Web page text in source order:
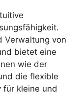
Verwaltung von
bietet eine
wie der
die flexible
für kleine und